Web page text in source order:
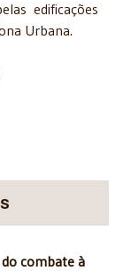
edificações
Urbana.
de Direito
combate à